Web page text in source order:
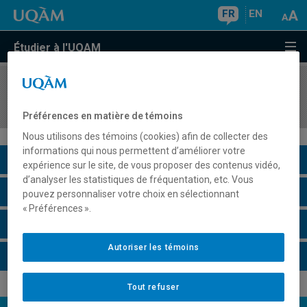
FR EN
Étudier à l'UQAM
COURS//
Description du cours
Horaire - Été 2026
Préférences en matière de témoins
Nous utilisons des témoins (cookies) afin de collecter des
informations qui nous permettent d’améliorer votre
expérience sur le site, de vous proposer des contenus vidéo,
d’analyser les statistiques de fréquentation, etc. Vous
pouvez personnaliser votre choix en sélectionnant
« Préférences ».
Tout refuser
Autoriser les témoins